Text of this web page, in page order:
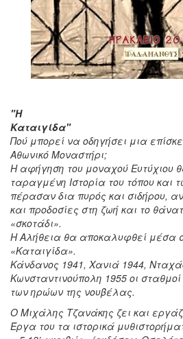
"Η
Καταιγίδα"
Πού μπορεί να οδηγήσει μια
Αθωνικό Μοναστήρι;
Η αφήγηση του μοναχού Ευτύχιου
ταραγμένη Ιστορία του τόπου και
πέρασαν δια πυρός και σιδήρου,
και προδοσίες στη ζωή και το
«σκοτάδι».
Η Αλήθεια θα αποκαλυφθεί μέσα
«Καταιγίδα».
Κάνδανος 1941, Χανιά 1944,
Κωνσταντινούπολη 1955 οι σταθμοί
των ηρώων της νουβέλας.
Ο Μιχάλης Τζανάκης ζει και
Έργα του τα ιστορικά